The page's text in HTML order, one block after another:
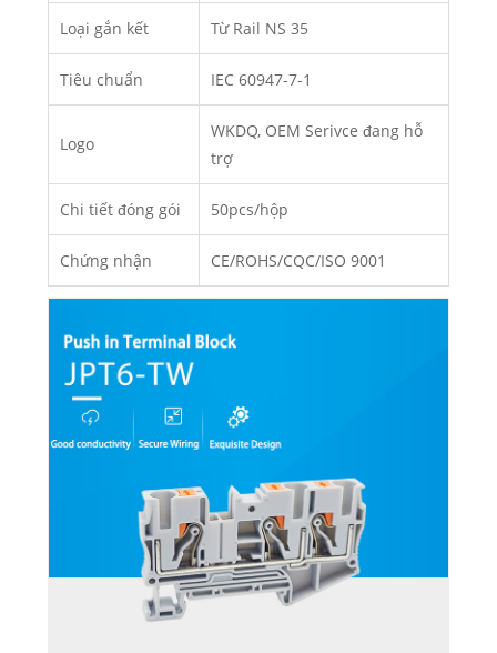
Loại gắn kết Từ Rail NS 35
Tiêu chuẩn IEC 60947-7-1
Logo
WKDQ, OEM Serivce đang hỗ
trợ
Chi tiết đóng gói 50pcs/hộp
Chứng nhận CE/ROHS/CQC/ISO 9001